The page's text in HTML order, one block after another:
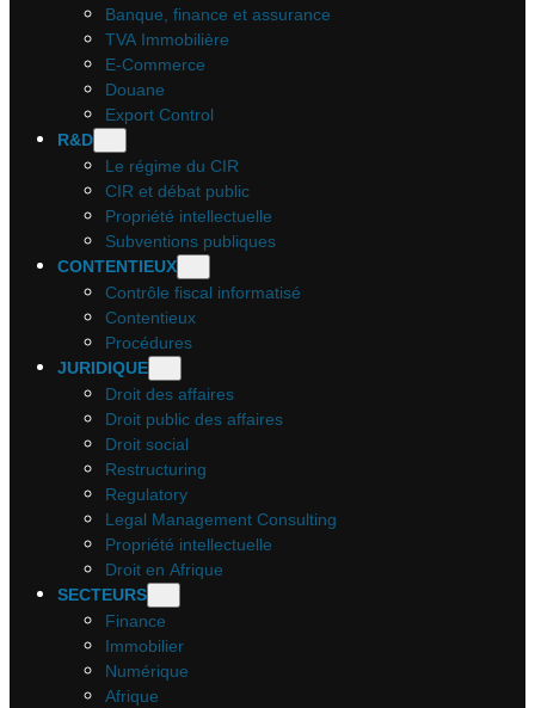
Banque, finance et assurance
TVA Immobilière
E-Commerce
Douane
Export Control
R&D
Le régime du CIR
CIR et débat public
Propriété intellectuelle
Subventions publiques
CONTENTIEUX
Contrôle fiscal informatisé
Contentieux
Procédures
JURIDIQUE
Droit des affaires
Droit public des affaires
Droit social
Restructuring
Regulatory
Legal Management Consulting
Propriété intellectuelle
Droit en Afrique
SECTEURS
Finance
Immobilier
Numérique
Afrique